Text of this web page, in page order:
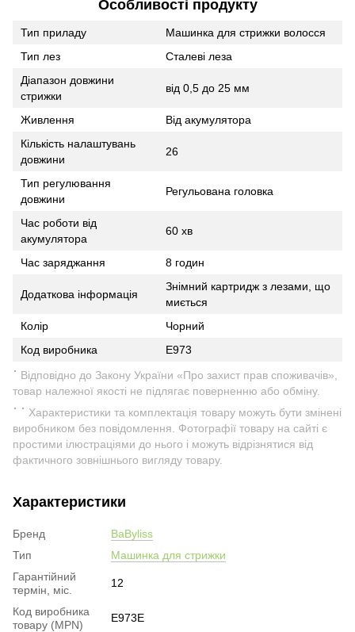
Особливості продукту
Тип приладу
Машинка для стрижки волосся
Тип лез
Сталеві леза
Діапазон довжини
стрижки
від 0,5 до 25 мм
Живлення
Від акумулятора
Кількість налаштувань
довжини
26
Тип регулювання
довжини
Регульована головка
Час роботи від
акумулятора
60 хв
Час заряджання 8 годин
Додаткова інформація
Знімний картридж з лезами, що
миється
Колір
Чорний
Код виробника
E973
⠁Відповідно до Закону України «Про захист прав споживачів»,
товар належної якості не підлягає поверненню або обміну.
⠁⠁Характеристики та комплектація товару можуть бути змінені
виробником без повідомлення. Фотографії товару на сайті є
простими ілюстраціями до нього і можуть відрізнятися від
фактичного зовнішнього вигляду товару.
Характеристики
Бренд
BaByliss
Тип
Машинка для стрижки
Гарантійний
термін, міс.
12
Код виробника
товару (MPN)
E973E